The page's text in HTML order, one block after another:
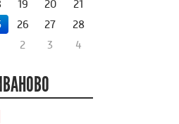
19 20
21
26 27
28
2 3 4